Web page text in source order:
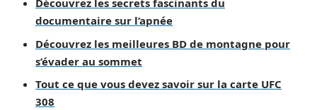
Découvrez les secrets fascinants du
documentaire sur l’apnée
Découvrez les meilleures BD de montagne pour
s’évader au sommet
Tout ce que vous devez savoir sur la carte UFC
308